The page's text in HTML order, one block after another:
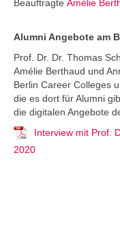
Beauftragte Amélie
Alumni Angebote am
Prof. Dr. Dr. Thomas
Amélie Berthaud und
Berlin Career Colleges
die es dort für Alumni
die digitalen Angebote
Interview mit Prof.
2020